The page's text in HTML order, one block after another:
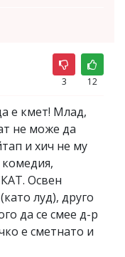
3 12
е кмет! Млад,
не може да
и хич не му
комедия,
Освен
луд), друго
да се смее д-р
е сметнато и